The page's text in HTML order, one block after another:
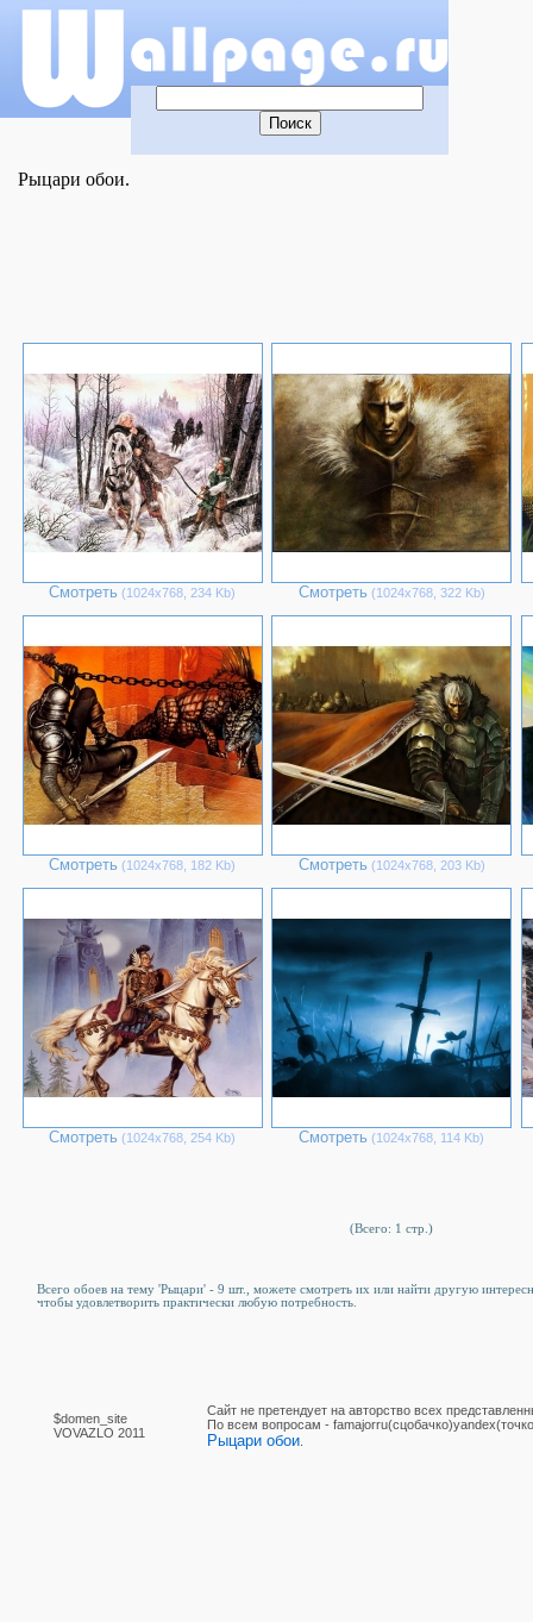
Рыцари обои.
Смотреть (1024х768, 234 Kb) Смотреть (1024х768, 322 Kb)
Смотреть (1024х768, 182 Kb) Смотреть (1024х768, 203 Kb)
Смотреть (1024х768, 254 Kb) Смотреть (1024х768, 114 Kb)
(Всего: 1 стр.)
Всего обоев на тему 'Рыцари' - 9 шт., можете смотреть их или найти другую
чтобы удовлетворить практически любую потребность.
$domen_site
VOVAZLO 2011
Сайт не претендует на авторство всех
По вcем вопросам -
Рыцари обои